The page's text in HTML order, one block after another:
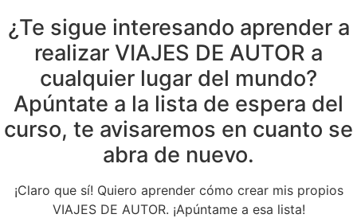
¿Te sigue interesando aprender a
realizar VIAJES DE AUTOR a
cualquier lugar del mundo?
Apúntate a la lista de espera del
curso, te avisaremos en cuanto se
abra de nuevo.
¡Claro que sí! Quiero aprender cómo crear mis propios
VIAJES DE AUTOR. ¡Apúntame a esa lista!